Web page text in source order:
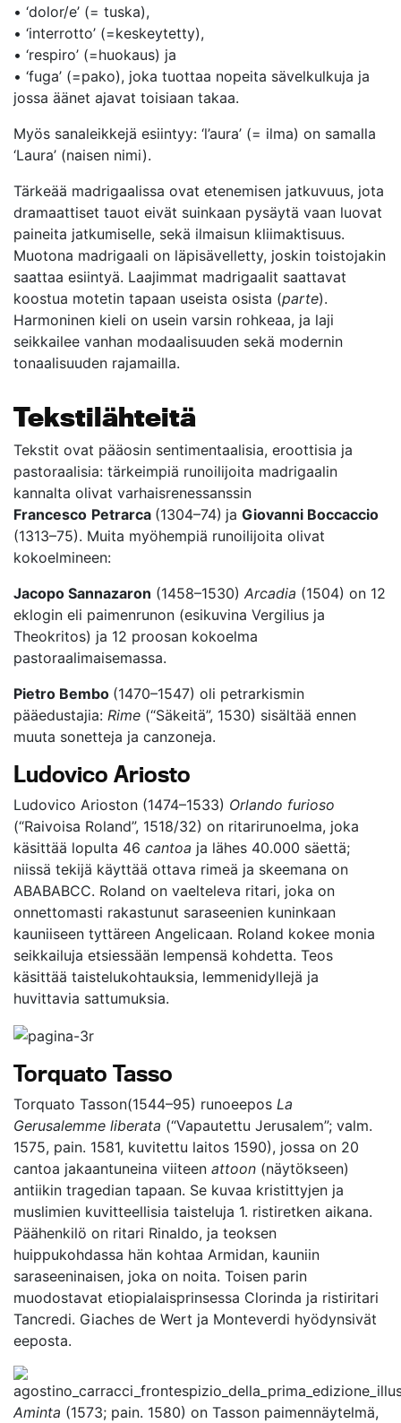
• ‘dolor/e’ (= tuska),
• ‘interrotto’ (=keskeytetty),
• ‘respiro’ (=huokaus) ja
• ‘fuga’ (=pako), joka tuottaa nopeita sävelkulkuja ja
jossa äänet ajavat toisiaan takaa.
Myös sanaleikkejä esiintyy: ‘l’aura’ (= ilma) on samalla
‘Laura’ (naisen nimi).
Tärkeää madrigaalissa ovat etenemisen jatkuvuus, jota
dramaattiset tauot eivät suinkaan pysäytä vaan luovat
paineita jatkumiselle, sekä ilmaisun kliimaktisuus.
Muotona madrigaali on läpisävelletty, joskin toistojakin
saattaa esiintyä. Laajimmat madrigaalit saattavat
koostua motetin tapaan useista osista (parte).
Harmoninen kieli on usein varsin rohkeaa, ja laji
seikkailee vanhan modaalisuuden sekä modernin
tonaalisuuden rajamailla.
Tekstilähteitä
Tekstit ovat pääosin sentimentaalisia, eroottisia ja
pastoraalisia: tärkeimpiä runoilijoita madrigaalin
kannalta olivat varhaisrenessanssin
Francesco Petrarca (1304–74) ja Giovanni Boccaccio
(1313–75). Muita myöhempiä runoilijoita olivat
kokoelmineen:
Jacopo Sannazaron (1458–1530) Arcadia (1504) on 12
eklogin eli paimenrunon (esikuvina Vergilius ja
Theokritos) ja 12 proosan kokoelma
pastoraalimaisemassa.
Pietro Bembo (1470–1547) oli petrarkismin
pääedustajia: Rime (“Säkeitä”, 1530) sisältää ennen
muuta sonetteja ja canzoneja.
Ludovico Ariosto
Ludovico Arioston (1474–1533) Orlando furioso
(“Raivoisa Roland”, 1518/32) on ritarirunoelma, joka
käsittää lopulta 46 cantoa ja lähes 40.000 säettä;
niissä tekijä käyttää ottava rimeä ja skeemana on
ABABABCC. Roland on vaelteleva ritari, joka on
onnettomasti rakastunut saraseenien kuninkaan
kauniiseen tyttäreen Angelicaan. Roland kokee monia
seikkailuja etsiessään lempensä kohdetta. Teos
käsittää taistelukohtauksia, lemmenidyllejä ja
huvittavia sattumuksia.
Torquato Tasso
Torquato Tasson(1544–95) runoeepos La
Gerusalemme liberata (“Vapautettu Jerusalem”; valm.
1575, pain. 1581, kuvitettu laitos 1590), jossa on 20
cantoa jakaantuneina viiteen attoon (näytökseen)
antiikin tragedian tapaan. Se kuvaa kristittyjen ja
muslimien kuvitteellisia taisteluja 1. ristiretken aikana.
Päähenkilö on ritari Rinaldo, ja teoksen
huippukohdassa hän kohtaa Armidan, kauniin
saraseeninaisen, joka on noita. Toisen parin
muodostavat etiopialaisprinsessa Clorinda ja ristiritari
Tancredi. Giaches de Wert ja Monteverdi hyödynsivät
eeposta.
Aminta (1573; pain. 1580) on Tasson paimennäytelmä,